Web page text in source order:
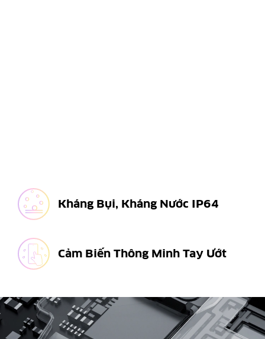
Kháng Bụi, Kháng Nước IP64
Cảm Biến Thông Minh Tay Ướt